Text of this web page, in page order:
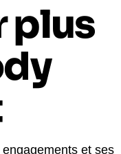
plus
et ses